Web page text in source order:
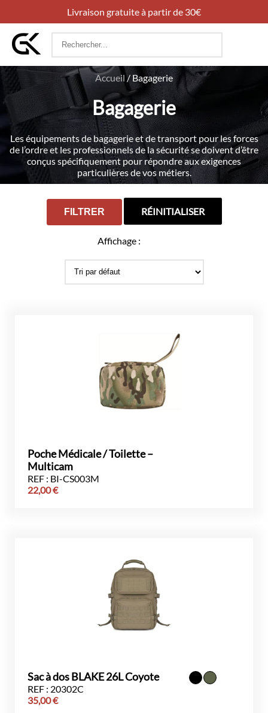
Livraison gratuite à partir de 30€
Rechercher
Accueil/Bagagerie
Bagagerie
Les équipements de bagagerie et de transport pour les forces
de l’ordre et les professionnels de la sécurité se doivent d’être
conçus spécifiquement pour répondre aux exigences
particulières de vos métiers.
FILTRER RÉINITIALISER
Affichage :
Poche Médicale / Toilette –
Multicam
REF : BI-CS003M
22,00€
Sac à dos BLAKE 26L Coyote
REF : 20302C
35,00€